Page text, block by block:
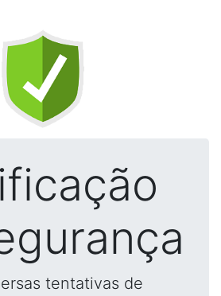
tentativas de